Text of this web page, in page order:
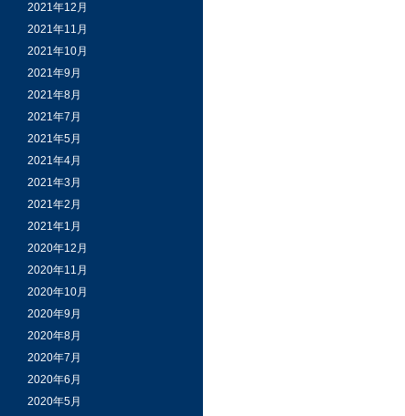
2021年12月
2021年11月
2021年10月
2021年9月
2021年8月
2021年7月
2021年5月
2021年4月
2021年3月
2021年2月
2021年1月
2020年12月
2020年11月
2020年10月
2020年9月
2020年8月
2020年7月
2020年6月
2020年5月